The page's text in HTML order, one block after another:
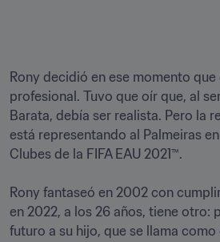
Rony decidió en ese momento
profesional. Tuvo que oír que, al
Barata, debía ser realista. Pero la
está representando al Palmeiras
Clubes de la FIFA EAU 2021™.
Rony fantaseó en 2002 con
en 2022, a los 26 años, tiene otro:
futuro a su hijo, que se llama